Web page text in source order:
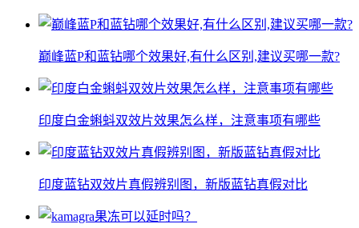
巅峰蓝P和蓝钻哪个效果好,有什么区别,建议买哪一款?
印度白金蝌蚪双效片效果怎么样，注意事项有哪些
印度蓝钻双效片真假辨别图，新版蓝钻真假对比